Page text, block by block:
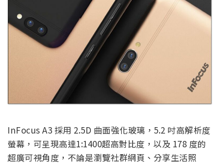
InFocus A3 採用 2.5D 曲面強化玻璃，5.2 吋高解析度
螢幕，可呈現高達1:1400超高對比度，以及 178 度的
超廣可視角度，不論是瀏覽社群網頁、分享生活照